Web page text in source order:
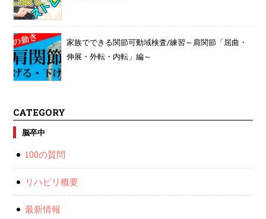
家族でできる関節可動域検査/練習～肩関節「屈曲・
伸展・外転・内転」編～
CATEGORY
脳卒中
100の質問
リハビリ概要
最新情報